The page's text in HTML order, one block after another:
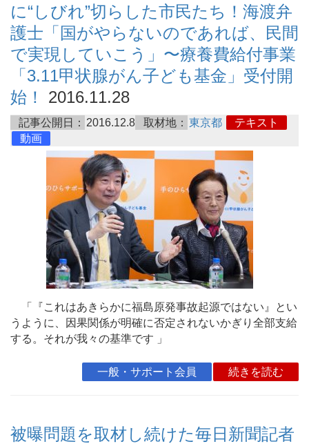
に“しびれ”切らした市民たち！海渡弁
護士「国がやらないのであれば、民間
で実現していこう」〜療養費給付事業
「3.11甲状腺がん子ども基金」受付開
始！
2016.11.28
記事公開日： 2016.12.8 取材地： 東京都
テキスト
動画
「『これはあきらかに福島原発事故起源ではない』とい
うように、因果関係が明確に否定されないかぎり全部支給
する。それが我々の基準です 」
一般・サポート会員 続きを読む
被曝問題を取材し続けた毎日新聞記者